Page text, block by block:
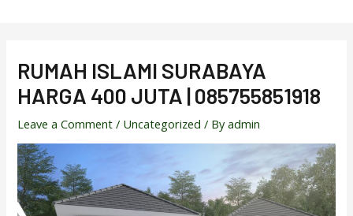
RUMAH ISLAMI SURABAYA
HARGA 400 JUTA | 085755851918
Leave a Comment / Uncategorized / Byadmin